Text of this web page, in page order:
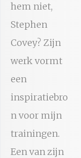
hem niet,
Stephen
Covey? Zijn
werk vormt
een
inspiratiebro
n voor mijn
trainingen.
Een van zijn